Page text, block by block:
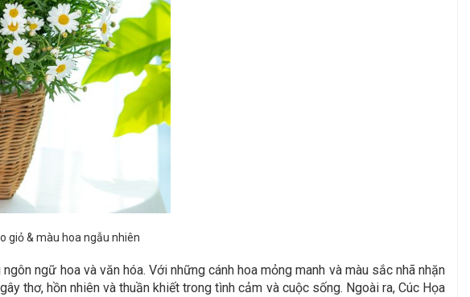
giỏ & màu hoa ngẫu nhiên
ngữ hoa và văn hóa. Với những cánh hoa mỏng manh và màu sắc nhã nhặn
thơ, hồn nhiên và thuần khiết trong tình cảm và cuộc sống. Ngoài ra, Cúc Họa